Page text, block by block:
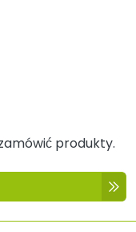
produkty.